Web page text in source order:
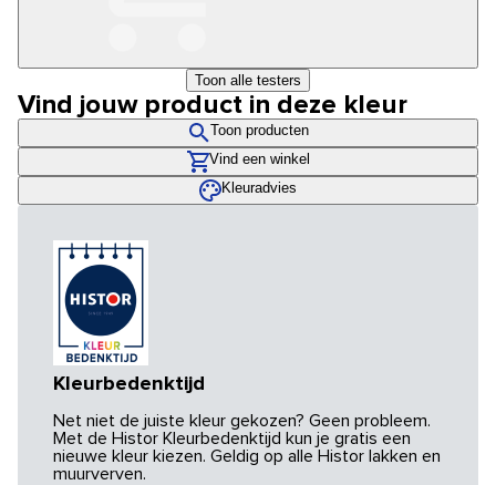
Toon alle testers
Vind jouw product in deze kleur
Toon producten
Vind een winkel
Kleuradvies
Kleurbedenktijd
Net niet de juiste kleur gekozen? Geen probleem.
Met de Histor Kleurbedenktijd kun je gratis een
nieuwe kleur kiezen. Geldig op alle Histor lakken en
muurverven.